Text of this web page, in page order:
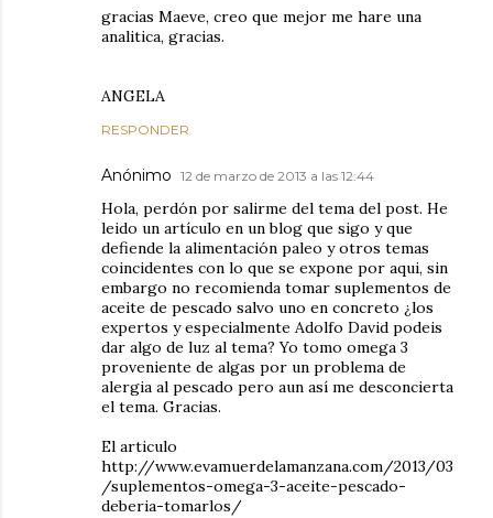
gracias Maeve, creo que mejor me hare una
analitica, gracias.
ANGELA
RESPONDER
Anónimo 12 de marzo de 2013 a las 12:44
Hola, perdón por salirme del tema del post. He
leido un artículo en un blog que sigo y que
defiende la alimentación paleo y otros temas
coincidentes con lo que se expone por aqui, sin
embargo no recomienda tomar suplementos de
aceite de pescado salvo uno en concreto ¿los
expertos y especialmente Adolfo David podeis
dar algo de luz al tema? Yo tomo omega 3
proveniente de algas por un problema de
alergia al pescado pero aun así me desconcierta
el tema. Gracias.
El articulo
http://www.evamuerdelamanzana.com/2013/03
/suplementos-omega-3-aceite-pescado-
deberia-tomarlos/